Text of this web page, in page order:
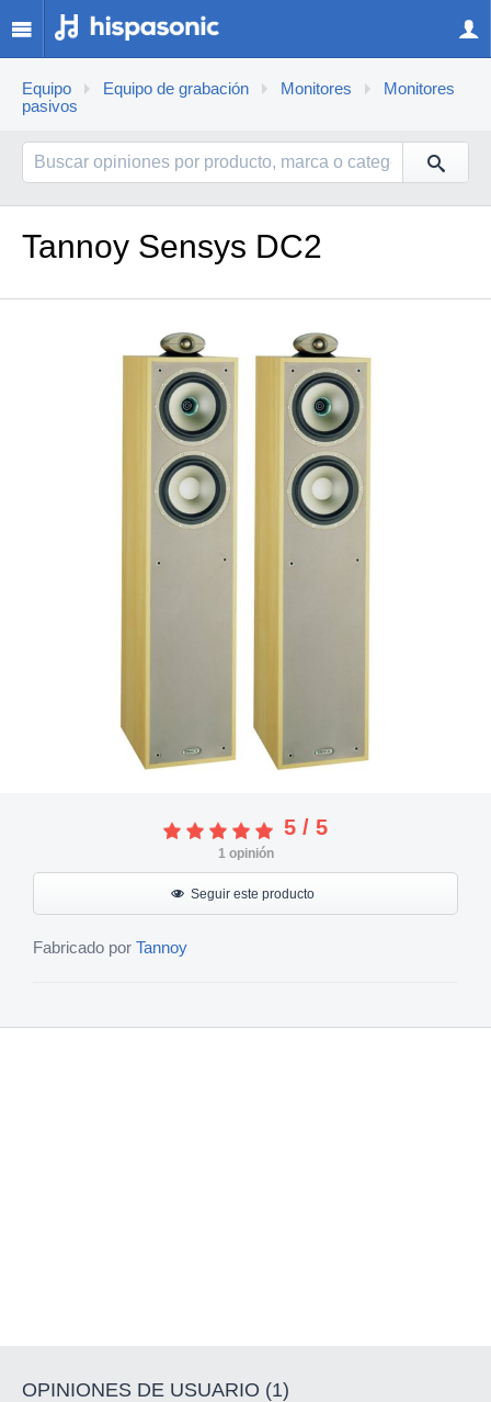
Equipo Equipo de grabación Monitores
Monitores
pasivos
Tannoy Sensys DC2
5 / 5
1opinión
Seguir este producto
Fabricado por Tannoy
OPINIONES DE USUARIO (1)